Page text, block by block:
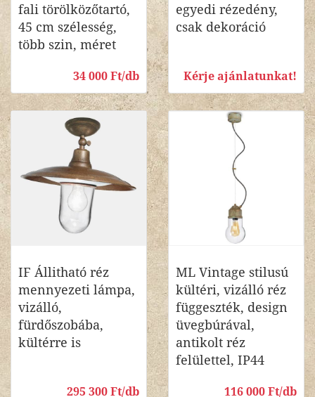
fali törölközőtartó,
45 cm szélesség,
több szin, méret
34 000 Ft/db
egyedi rézedény,
csak dekoráció
Kérje ajánlatunkat!
IF Állitható réz
mennyezeti lámpa,
vizálló,
fürdőszobába,
kültérre is
295 300 Ft/db
ML Vintage stilusú
kültéri, vizálló réz
függeszték, design
üvegbúrával,
antikolt réz
felülettel, IP44
116 000 Ft/db